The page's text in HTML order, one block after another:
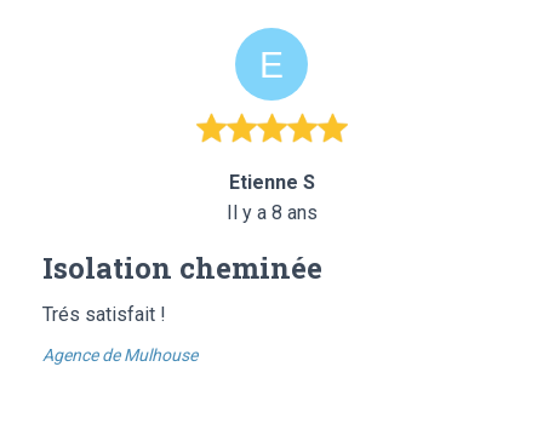
Etienne S
Il y a 8 ans
Isolation cheminée
Trés satisfait !
Agence de Mulhouse